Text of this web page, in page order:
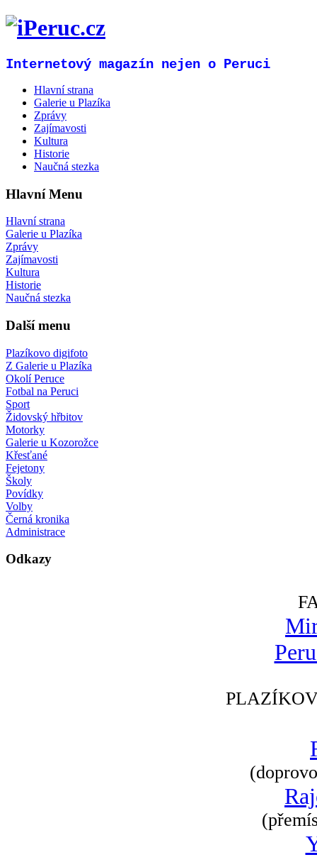
Internetový magazín nejen o Peruci
Hlavní strana
Galerie u Plazíka
Zprávy
Zajímavosti
Kultura
Historie
Naučná stezka
Hlavní Menu
Hlavní strana
Galerie u Plazíka
Zprávy
Zajímavosti
Kultura
Historie
Naučná stezka
Další menu
Plazíkovo digifoto
Z Galerie u Plazíka
Okolí Peruce
Fotbal na Peruci
Sport
Židovský hřbitov
Motorky
Galerie u Kozorožce
Křesťané
Fejetony
Školy
Povídky
Volby
Černá kronika
Administrace
Odkazy